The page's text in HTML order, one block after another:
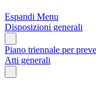
Espandi Menu
Disposizioni generali
Piano triennale per
Atti generali